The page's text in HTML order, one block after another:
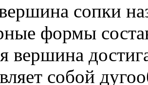
сопки
формы
вершина
собой